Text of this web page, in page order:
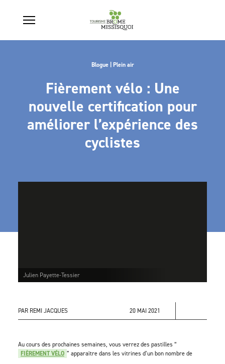
Blogue | Plein air
Fièrement vélo : Une
nouvelle certification pour
améliorer l’expérience des
cyclistes
Julien Payette-Tessier
PAR REMI JACQUES 20 MAI 2021
Au cours des prochaines semaines, vous verrez des pastilles “
FIÈREMENT VÉLO ” apparaître dans les vitrines d’un bon nombre de